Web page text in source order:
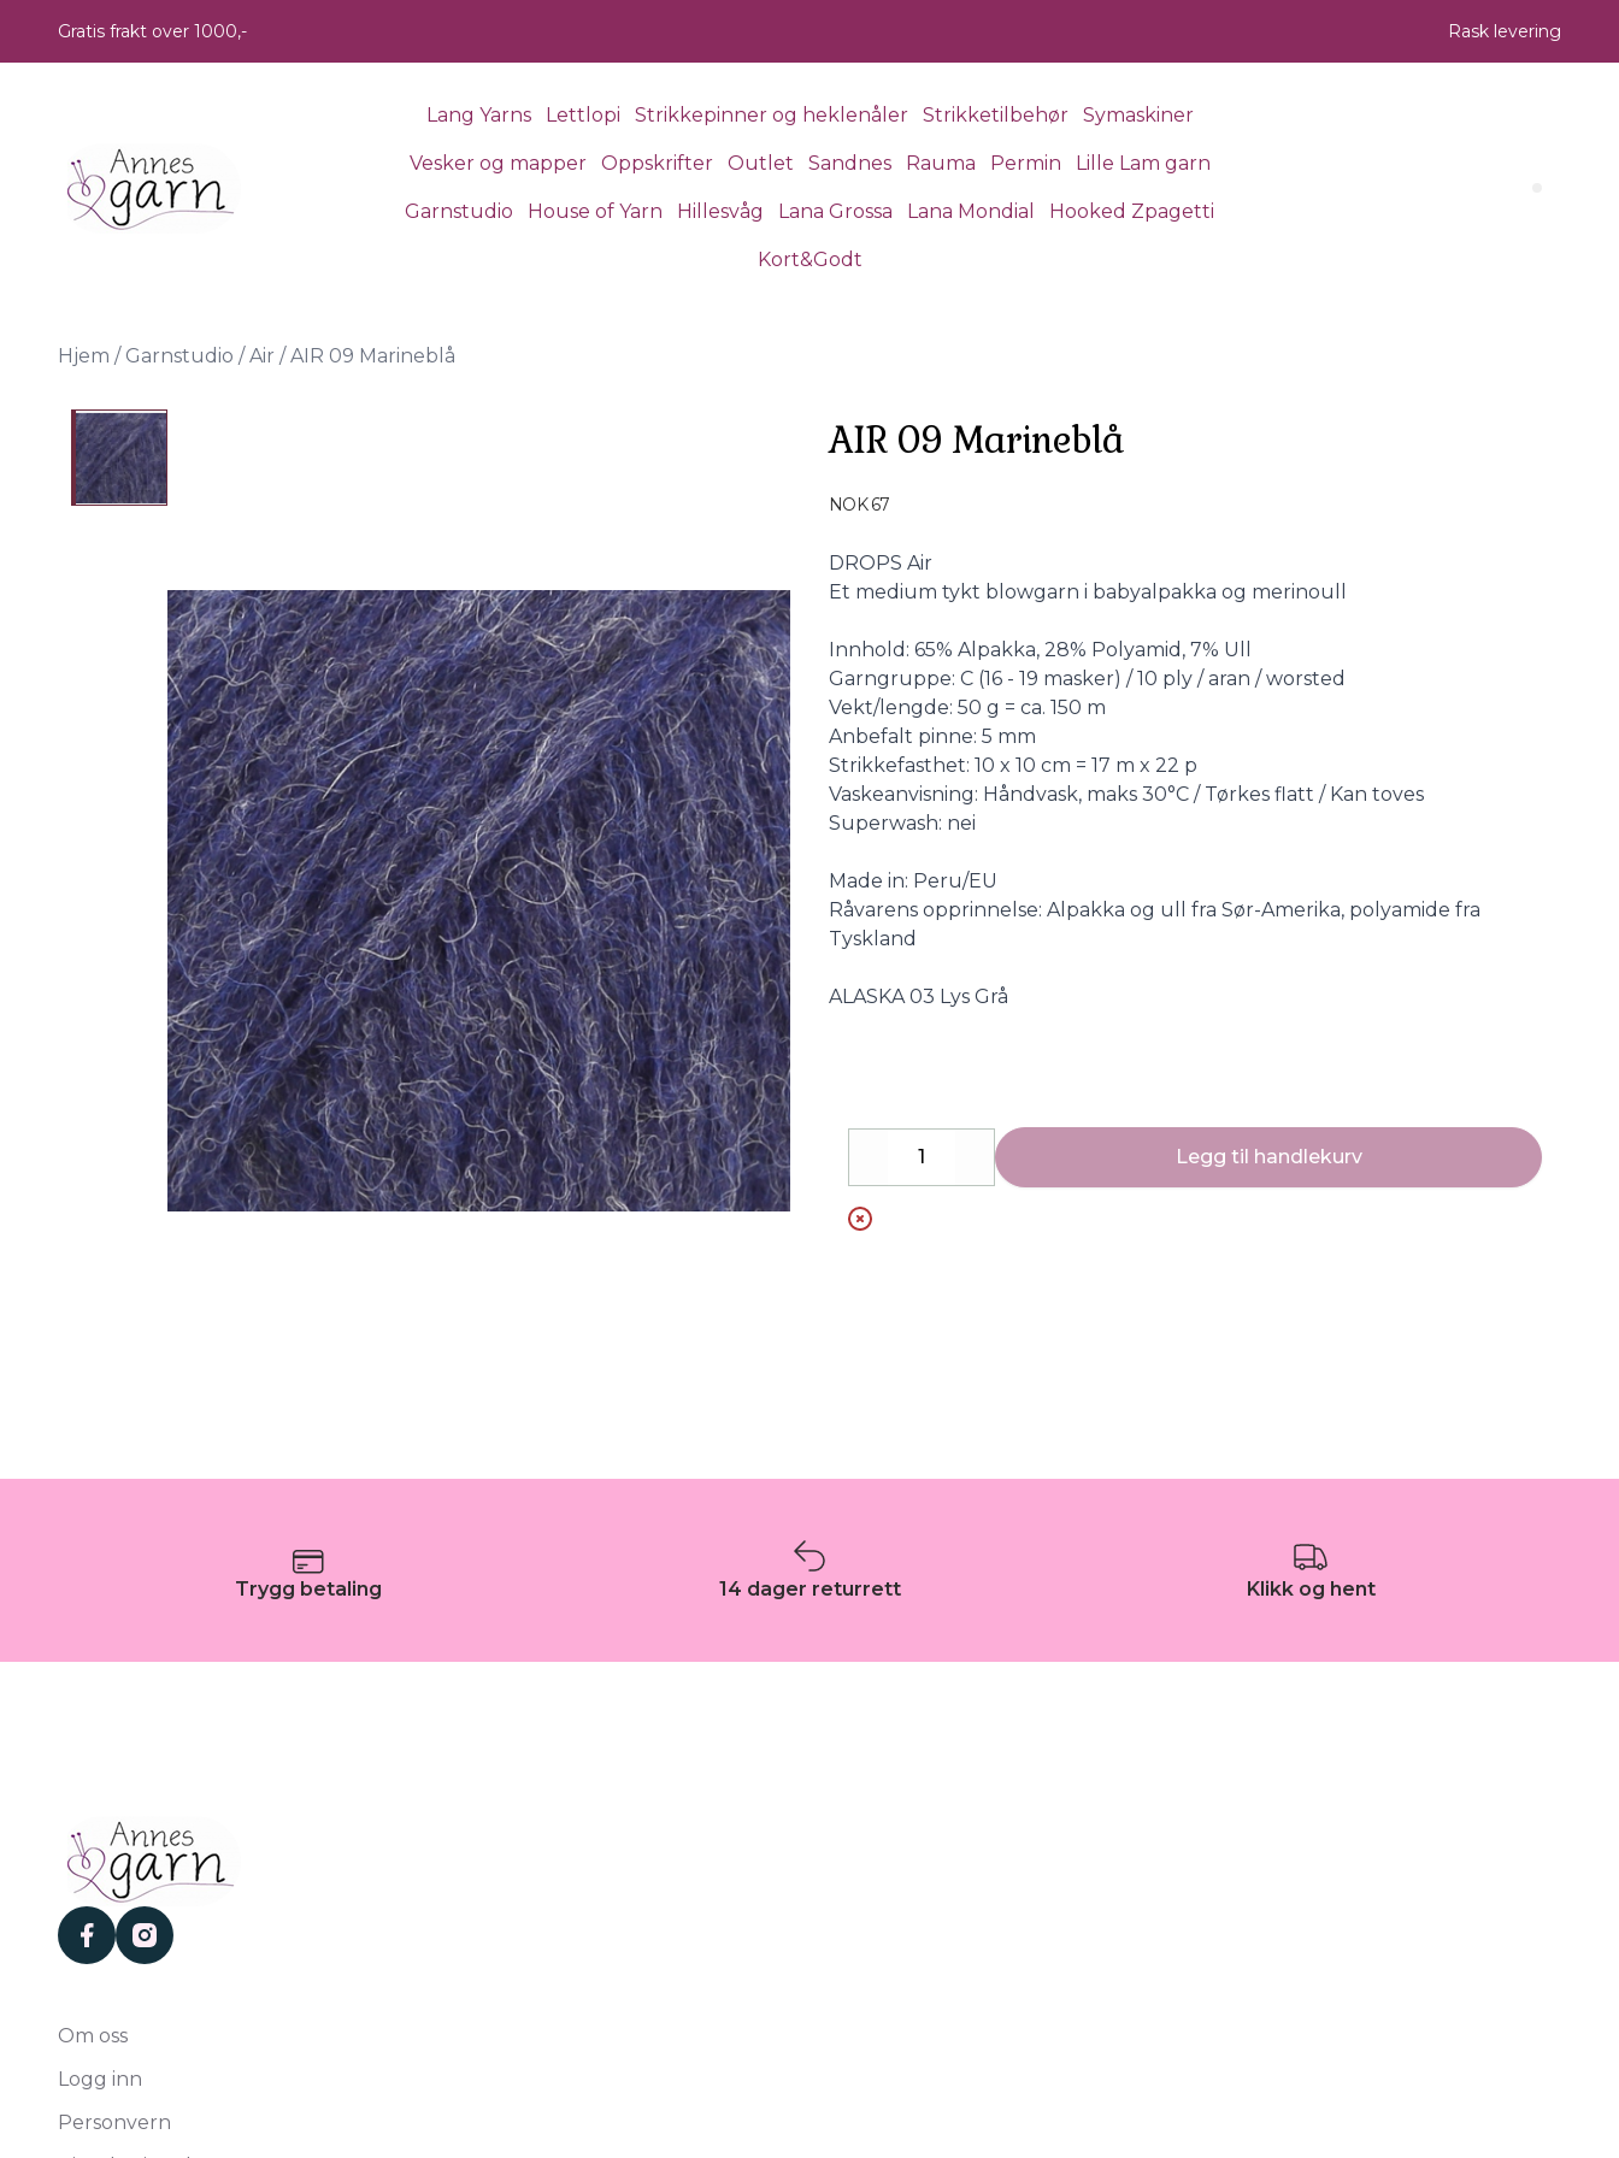
Gratis frakt over 1000,- Rask levering
Lang Yarns Lettlopi Strikkepinner og heklenåler Strikketilbehør Symaskiner
Vesker og mapper Oppskrifter Outlet Sandnes Rauma Permin Lille Lam garn
Garnstudio House of Yarn Hillesvåg Lana Grossa Lana Mondial Hooked Zpagetti
Kort&Godt
Hjem / Garnstudio / Air / AIR 09 Marineblå
AIR 09 Marineblå
NOK 67
Description
DROPS Air
Et medium tykt blowgarn i babyalpakka og merinoull
Innhold: 65% Alpakka, 28% Polyamid, 7% Ull
Garngruppe: C (16 - 19 masker) / 10 ply / aran / worsted
Vekt/lengde: 50 g = ca. 150 m
Anbefalt pinne: 5 mm
Strikkefasthet: 10 x 10 cm = 17 m x 22 p
Vaskeanvisning: Håndvask, maks 30°C / Tørkes flatt / Kan toves
Superwash: nei
Made in: Peru/EU
Råvarens opprinnelse: Alpakka og ull fra Sør-Amerika, polyamide fra
Tyskland
ALASKA 03 Lys Grå
Decrease Increase
Legg til handlekurv
Trygg betaling 14 dager returrett Klikk og hent
facebookinstagram
Om oss
Logg inn
Personvern